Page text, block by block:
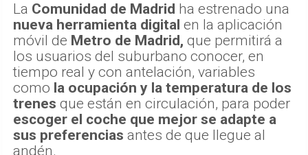
La Comunidad de Madrid ha estrenado una
nueva herramienta digital en la aplicación
móvil de Metro de Madrid, que permitirá a
los usuarios del suburbano conocer, en
tiempo real y con antelación, variables
como la ocupación y la temperatura de los
trenes que están en circulación, para poder
escoger el coche que mejor se adapte a
sus preferencias antes de que llegue al
andén.